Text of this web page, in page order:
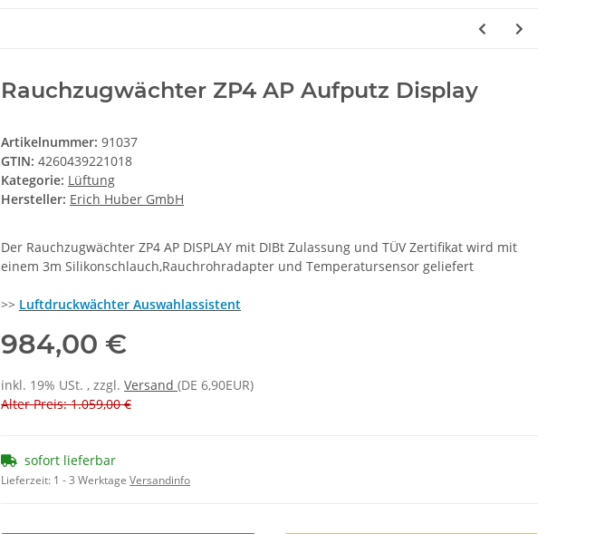
Rauchzugwächter ZP4 AP Aufputz Display
Artikelnummer: 91037
GTIN: 4260439221018
Kategorie: Lüftung
Hersteller: Erich Huber GmbH
Der Rauchzugwächter ZP4 AP DISPLAY mit DIBt Zulassung und TÜV Zertifikat wird mit
einem 3m Silikonschlauch,Rauchrohradapter und Temperatursensor geliefert
>> Luftdruckwächter Auswahlassistent
984,00 €
inkl. 19% USt. , zzgl. Versand (DE 6,90EUR)
Alter Preis: 1.059,00 €
sofort lieferbar
Lieferzeit: 1 - 3 Werktage Versandinfo